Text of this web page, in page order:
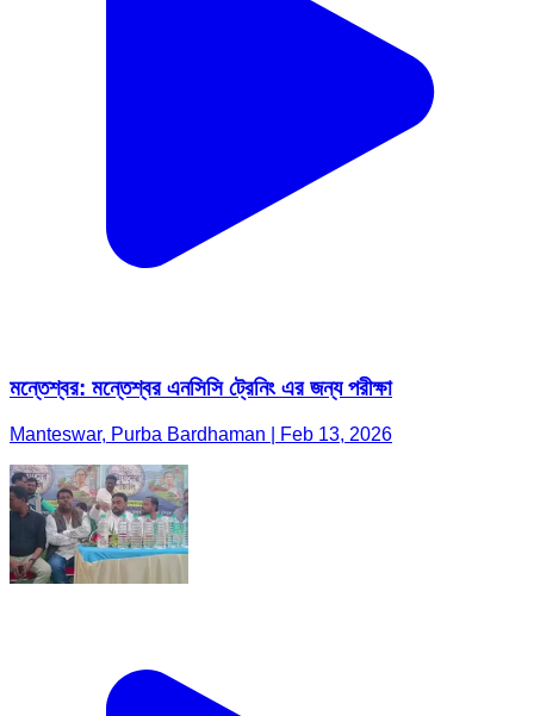
মন্তেশ্বর: মন্তেশ্বর এনসিসি ট্রেনিং এর জন্য পরীক্ষা
Manteswar, Purba Bardhaman | Feb 13, 2026